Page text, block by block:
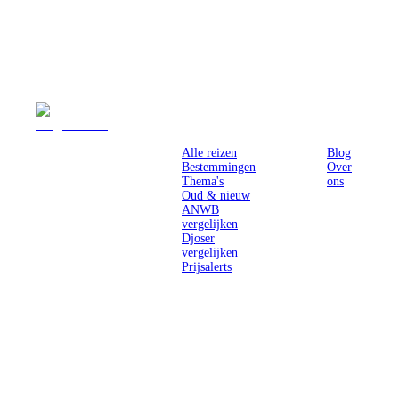
Alle reizen
Bestemmingen
Thema's
Oud & nieuw
ANWB
vergelijken
Djoser
vergelijken
Prijsalerts
Blog
Over
ons